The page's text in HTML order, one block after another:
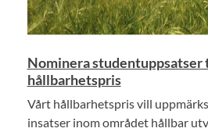
Nominera studentuppsatser
hållbarhetspris
Vårt hållbarhetspris vill
insatser inom området hållbar